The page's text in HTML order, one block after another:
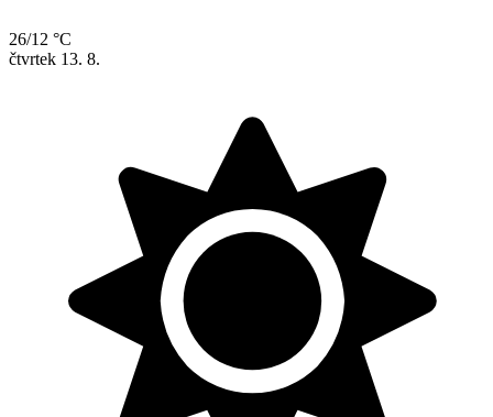
26/12 °C
čtvrtek 13. 8.